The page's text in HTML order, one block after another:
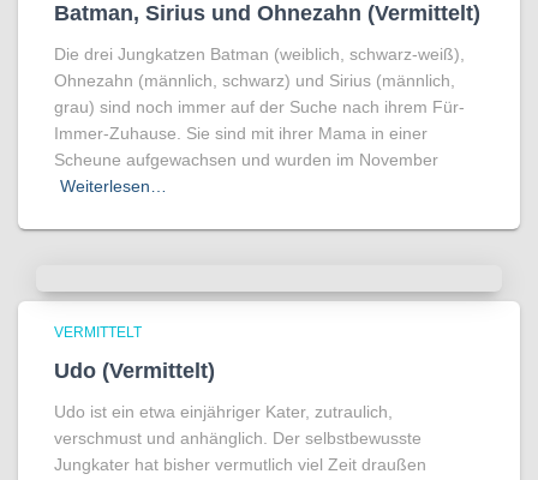
Batman, Sirius und Ohnezahn (Vermittelt)
Die drei Jungkatzen Batman (weiblich, schwarz-weiß),
Ohnezahn (männlich, schwarz) und Sirius (männlich,
grau) sind noch immer auf der Suche nach ihrem Für-
Immer-Zuhause. Sie sind mit ihrer Mama in einer
Scheune aufgewachsen und wurden im November
Weiterlesen…
VERMITTELT
Udo (Vermittelt)
Udo ist ein etwa einjähriger Kater, zutraulich,
verschmust und anhänglich. Der selbstbewusste
Jungkater hat bisher vermutlich viel Zeit draußen